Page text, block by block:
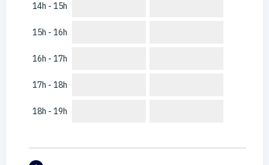
14h - 15h
15h - 16h
16h - 17h
17h - 18h
18h - 19h